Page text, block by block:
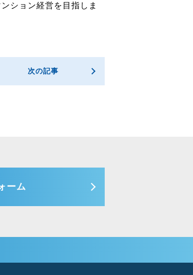
ション経営を目指しま
次の記事
ーム